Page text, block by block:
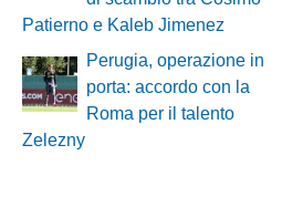
Patierno e Kaleb Jimenez
Perugia, operazione in
porta: accordo con la
Roma per il talento
Zelezny